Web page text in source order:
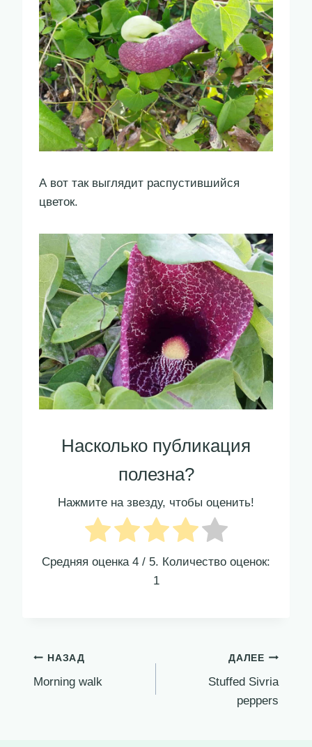
А вот так выглядит распустившийся
цветок.
Насколько публикация
полезна?
Нажмите на звезду, чтобы оценить!
Средняя оценка 4 / 5. Количество оценок:
1
Навигация
по
НАЗАД
Morning walk
ДАЛЕЕ
Stuffed Sivria
peppers